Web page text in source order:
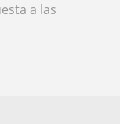
a las